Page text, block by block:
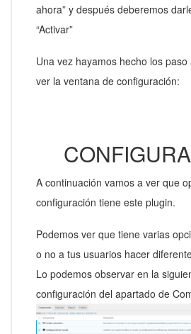
ahora” y después deberemos
“Activar”
Una vez hayamos hecho los
ver la ventana de configuración:
A continuación vamos a ver que
configuración tiene este plugin.
Podemos ver que tiene varias
o no a tus usuarios hacer
Lo podemos observar en la
configuración del apartado de